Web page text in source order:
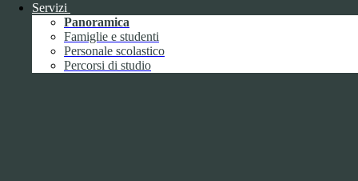
Servizi
Panoramica
Famiglie e studenti
Personale scolastico
Percorsi di studio
Novembre
Dicembre1